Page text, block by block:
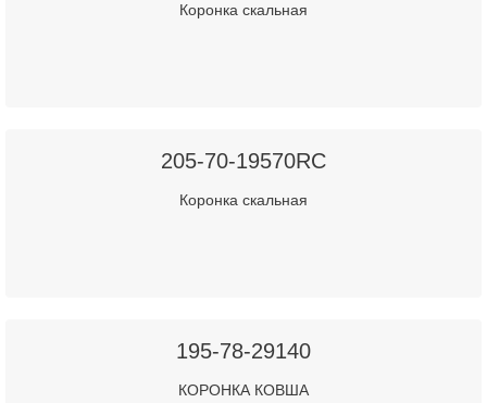
Коронка скальная
205-70-19570RC
Коронка скальная
195-78-29140
КОРОНКА КОВША